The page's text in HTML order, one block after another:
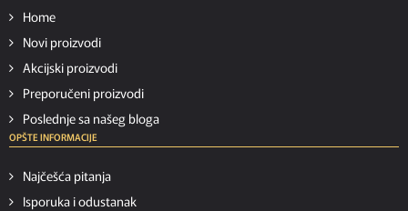
Home
Novi proizvodi
Akcijski proizvodi
Preporučeni proizvodi
Poslednje sa našeg bloga
OPŠTE INFORMACIJE
Najčešća pitanja
Isporuka i odustanak